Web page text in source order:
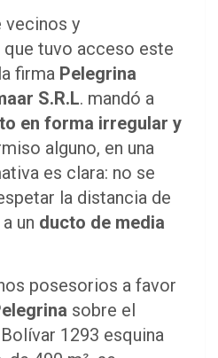
vecinos y
tuvo acceso este
firma Pelegrina
S.R.L. mandó a
en forma irregular y
alguno, en una
es clara: no se
la distancia de
un ducto de media
posesorios a favor
sobre el
1293 esquina